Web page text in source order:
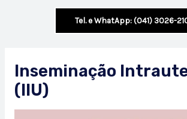
Tel. e WhatApp: (041) 3026-
Inseminação
(IIU)